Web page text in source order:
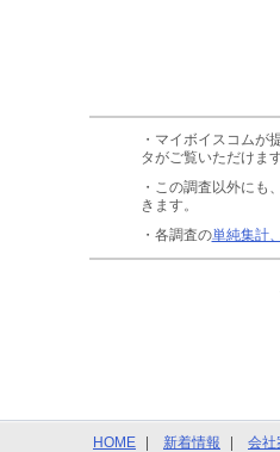
・マイボイスコムが
タがご覧いただけます
・この調査以外にも
きます。
・各調査の単純集計
HOME 新着情報 会社